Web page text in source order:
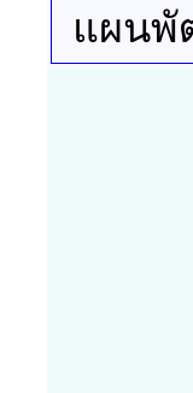
แผนพั